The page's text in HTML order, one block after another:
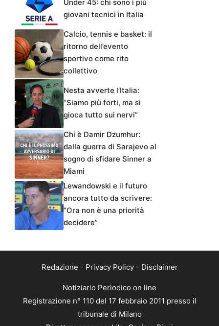
Under 45: chi sono i più
giovani tecnici in Italia
Calcio, tennis e basket: il
ritorno dell’evento
sportivo come rito
collettivo
Nesta avverte l’Italia:
“Siamo più forti, ma si
gioca tutto sui nervi”
Chi è Damir Dzumhur:
dalla guerra di Sarajevo al
sogno di sfidare Sinner a
Miami
Lewandowski e il futuro
ancora tutto da scrivere:
“Ora non è una priorità
decidere”
Redazione - Privacy Policy- Disclaimer
Notiziario Periodico on line
Registrazione n° 110 del 17 febbraio 2011 presso il
tribunale di Milano